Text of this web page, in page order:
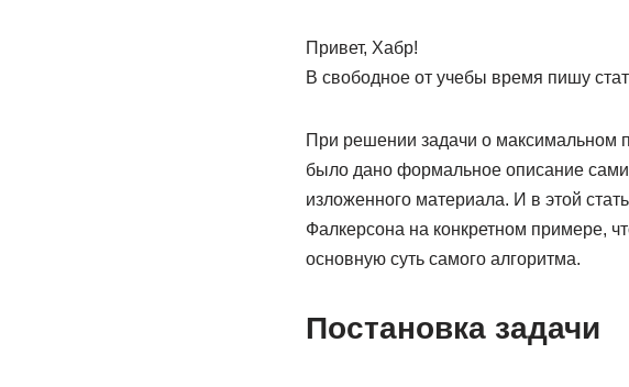
Привет, Хабр!
В свободное от учебы время пишу
При решении задачи о максимальном
было дано формальное описание
изложенного материала. И в этой
Фалкерсона на конкретном примере,
основную суть самого алгоритма.
Постановка задачи